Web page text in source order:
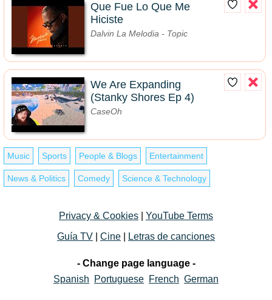
Que Fue Lo Que Me
Hiciste
Dalvin La Melodia - Topic
We Are Expanding
(Stanky Shores Ep 4)
CaseOh
Music Sports People & Blogs Entertainment
News & Politics Comedy Science & Technology
Privacy & Cookies
YouTube Terms
Guía TV
Cine Letras de canciones
- Change page language -
Spanish
Portuguese French German